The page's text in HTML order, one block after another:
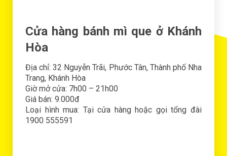
Cửa hàng bánh mì que ở Khánh
Hòa
Địa chỉ: 32 Nguyễn Trãi, Phước Tân, Thành phố Nha
Trang, Khánh Hòa
Giờ mở cửa: 7h00 – 21h00
Giá bán: 9.000đ
Loại hình mua: Tại cửa hàng hoặc gọi tổng đài
1900 555591